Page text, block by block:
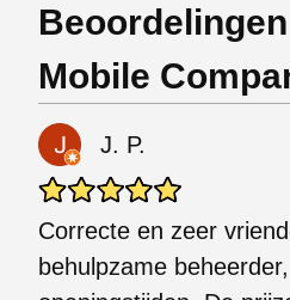
Mobile
J. P.
Correcte en zeer
behulpzame